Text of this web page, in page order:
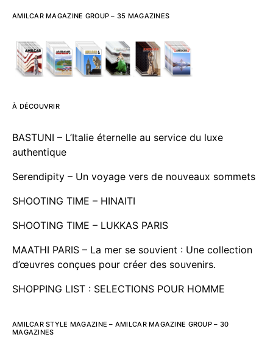
AMILCAR MAGAZINE GROUP – 35 MAGAZINES
À DÉCOUVRIR
BASTUNI – L’Italie éternelle au service du luxe
authentique
Serendipity – Un voyage vers de nouveaux sommets
SHOOTING TIME – HINAITI
SHOOTING TIME – LUKKAS PARIS
MAATHI PARIS – La mer se souvient : Une collection
d’œuvres conçues pour créer des souvenirs.
SHOPPING LIST : SELECTIONS POUR HOMME
AMILCAR STYLE MAGAZINE – AMILCAR MAGAZINE GROUP – 30
MAGAZINES